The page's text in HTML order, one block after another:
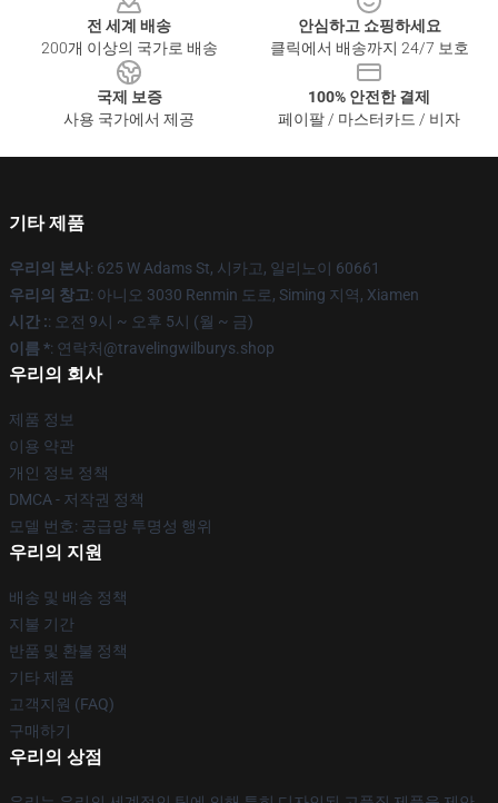
전 세계 배송
200개 이상의 국가로 배송
안심하고 쇼핑하세요
클릭에서 배송까지 24/7 보호
국제 보증
사용 국가에서 제공
100% 안전한 결제
페이팔 / 마스터카드 / 비자
기타 제품
우리의 본사: 625 W Adams St, 시카고, 일리노이 60661
우리의 창고: 아니오 3030 Renmin 도로, Siming 지역, Xiamen
시간 :: 오전 9시 ~ 오후 5시 (월 ~ 금)
이름 *: 연락처@travelingwilburys.shop
우리의 회사
제품 정보
이용 약관
개인 정보 정책
DMCA - 저작권 정책
모델 번호: 공급망 투명성 행위
우리의 지원
배송 및 배송 정책
지불 기간
반품 및 환불 정책
기타 제품
고객지원 (FAQ)
구매하기
우리의 상점